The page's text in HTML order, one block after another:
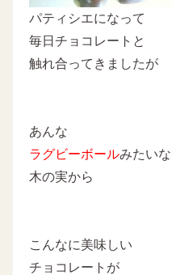
パティシエになって
毎日チョコレートと
触れ合ってきましたが
あんな
ラグビーボールみたいな
木の実から
こんなに美味しい
チョコレートが